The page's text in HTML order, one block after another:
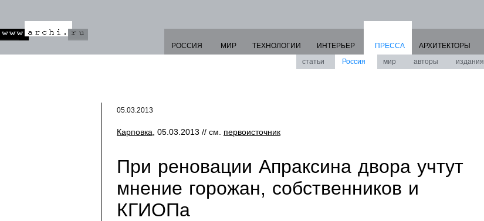
РОССИЯ МИР ТЕХНОЛОГИИ ИНТЕРЬЕР
ПРЕССА
статьи
Россия мир авторы издания
АРХИТЕКТОРЫ
05.03.2013
Карповка , 05.03.2013 // см. первоисточник
При реновации Апраксина двора учтут
мнение горожан, собственников и
КГИОПа